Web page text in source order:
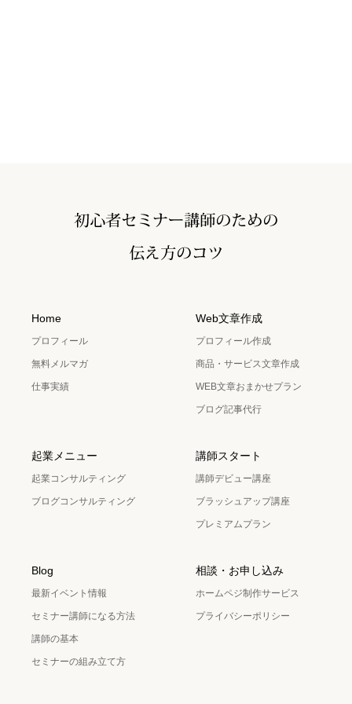
Home
プロフィール
無料メルマガ
仕事実績
Web文章作成
プロフィール作成
商品・サービス文章作成
WEB文章おまかせプラン
ブログ記事代行
起業メニュー
起業コンサルティング
ブログコンサルティング
講師スタート
講師デビュー講座
ブラッシュアップ講座
プレミアムプラン
Blog
最新イベント情報
セミナー講師になる方法
講師の基本
セミナーの組み立て方
相談・お申し込み
ホームペジ制作サービス
プライバシーポリシー